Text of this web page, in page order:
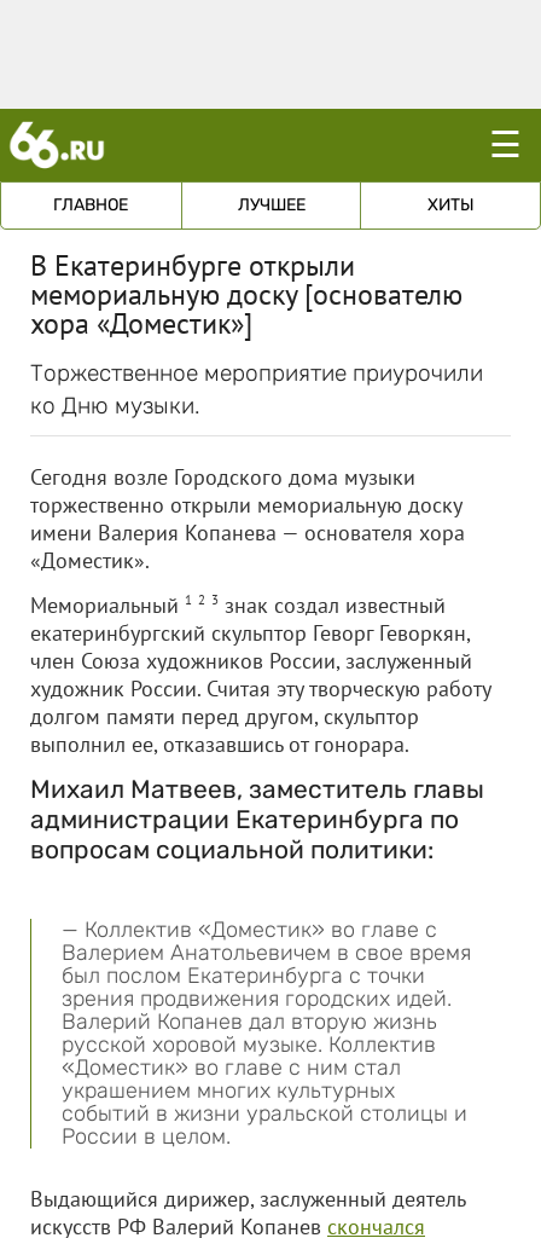
☰
ГЛАВНОЕ ЛУЧШЕЕ ХИТЫ
В Екатеринбурге открыли
мемориальную доску [основателю
хора «Доместик»]
Торжественное мероприятие приурочили
ко Дню музыки.
Сегодня возле Городского дома музыки
торжественно открыли мемориальную доску
имени Валерия Копанева — основателя хора
«Доместик».
Мемориальный 1 2 3 знак создал известный
екатеринбургский скульптор Геворг Геворкян,
член Союза художников России, заслуженный
художник России. Считая эту творческую работу
долгом памяти перед другом, скульптор
выполнил ее, отказавшись от гонорара.
Михаил Матвеев, заместитель главы
администрации Екатеринбурга по
вопросам социальной политики:
— Коллектив «Доместик» во главе с
Валерием Анатольевичем в свое время
был послом Екатеринбурга с точки
зрения продвижения городских идей.
Валерий Копанев дал вторую жизнь
русской хоровой музыке. Коллектив
«Доместик» во главе с ним стал
украшением многих культурных
событий в жизни уральской столицы и
России в целом.
Выдающийся дирижер, заслуженный деятель
искусств РФ Валерий Копанев скончался